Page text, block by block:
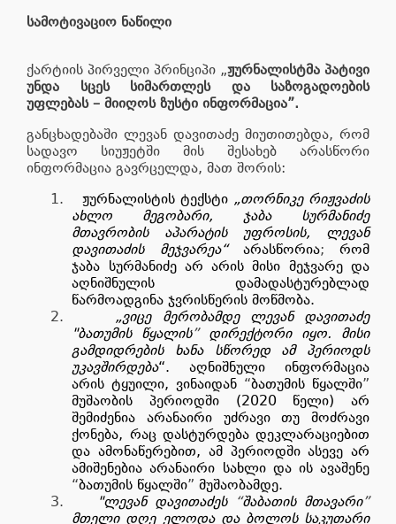
სამოტივაციო ნაწილი
ქარტიის პირველი პრინციპი „ჟურნალისტმა პატივი
უნდა სცეს სიმართლეს და საზოგადოების
უფლებას – მიიღოს ზუსტი ინფორმაცია”.
განცხადებაში ლევან დავითაძე მიუთითებდა, რომ
სადავო სიუჟეტში მის შესახებ არასწორი
ინფორმაცია გავრცელდა, მათ შორის:
1.
ჟურნალისტის ტექსტი „თორნიკე რიჟვაძის
ახლო მეგობარი, ჯაბა სურმანიძე
მთავრობის აპარატის უფროსის, ლევან
დავითაძის მეჯვარეა“
არასწორია;რომ
ჯაბა სურმანიძე არ არის მისი მეჯვარე და
აღნიშნულის დამადასტურებლად
წარმოადგინა ჯვრისწერის მოწმობა.
2.
„ვიცე
მერობამდე ლევან დავითაძე
"ბათუმის წყალის” დირექტორი იყო. მისი
გამდიდრების ხანა სწორედ ამ პერიოდს
უკავშირდება“. აღნიშნული ინფორმაცია
არის ტყუილი, ვინაიდან “ბათუმის წყალში”
მუშაობის პერიოდში (2020 წელი) არ
შემიძენია არანაირი უძრავი თუ მოძრავი
ქონება, რაც დასტურდება დეკლარაციებით
და ამონაწერებით, ამ პერიოდში ასევე არ
ამიშენებია არანაირი სახლი და ის ავაშენე
“ბათუმის წყალში”მუშაობამდე.
3.
"ლევან დავითაძეს“შაბათის მთავარი”
მთელი დღე ელოდა და ბოლოს საკუთარი